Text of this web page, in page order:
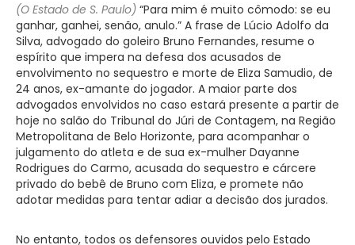
(O Estado de S. Paulo) “Para mim é muito cômodo: se eu
ganhar, ganhei, senão, anulo.” A frase de Lúcio Adolfo da
Silva, advogado do goleiro Bruno Fernandes, resume o
espírito que impera na defesa dos acusados de
envolvimento no sequestro e morte de Eliza Samudio, de
24 anos, ex-amante do jogador. A maior parte dos
advogados envolvidos no caso estará presente a partir de
hoje no salão do Tribunal do Júri de Contagem, na Região
Metropolitana de Belo Horizonte, para acompanhar o
julgamento do atleta e de sua ex-mulher Dayanne
Rodrigues do Carmo, acusada do sequestro e cárcere
privado do bebê de Bruno com Eliza, e promete não
adotar medidas para tentar adiar a decisão dos jurados.
No entanto, todos os defensores ouvidos pelo Estado